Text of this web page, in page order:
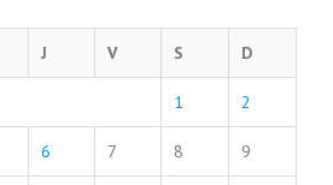
J V S D
1 2
6 7 8 9